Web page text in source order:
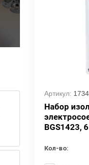
Артикул: 1734
Набор
BGS1423,
Кол-во: